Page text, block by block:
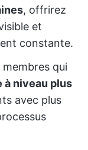
, offrirez
et
constante.
qui
à niveau plus
avec plus